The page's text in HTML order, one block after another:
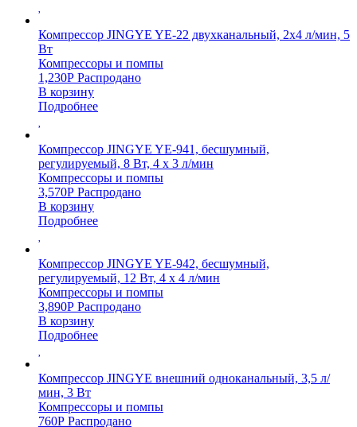
Компрессор JINGYE YE-22 двухканальный, 2х4 л/мин, 5
Вт
Компрессоры и помпы
1,230Р Распродано
В корзину
Подробнее
Компрессор JINGYE YE-941, бесшумный,
регулируемый, 8 Вт, 4 x 3 л/мин
Компрессоры и помпы
3,570Р Распродано
В корзину
Подробнее
Компрессор JINGYE YE-942, бесшумный,
регулируемый, 12 Вт, 4 x 4 л/мин
Компрессоры и помпы
3,890Р Распродано
В корзину
Подробнее
Компрессор JINGYE внешний одноканальный, 3,5 л/
мин, 3 Вт
Компрессоры и помпы
760Р Распродано